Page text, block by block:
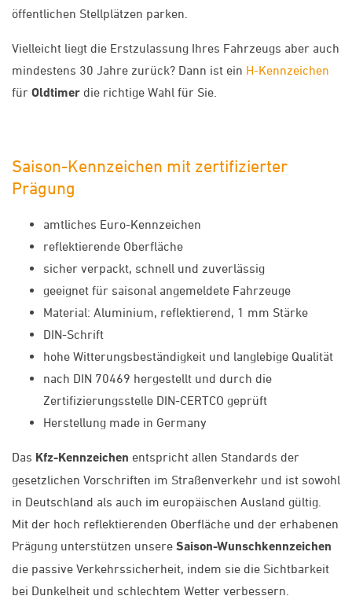
öffentlichen Stellplätzen parken.
Vielleicht liegt die Erstzulassung Ihres Fahrzeugs aber auch
mindestens 30 Jahre zurück? Dann ist ein H-Kennzeichen
für Oldtimer die richtige Wahl für Sie.
Saison-Kennzeichen mit zertifizierter
Prägung
amtliches Euro-Kennzeichen
reflektierende Oberfläche
sicher verpackt, schnell und zuverlässig
geeignet für saisonal angemeldete Fahrzeuge
Material: Aluminium, reflektierend, 1 mm Stärke
DIN-Schrift
hohe Witterungsbeständigkeit und langlebige Qualität
nach DIN 70469 hergestellt und durch die
Zertifizierungsstelle DIN-CERTCO geprüft
Herstellung made in Germany
Das Kfz-Kennzeichen entspricht allen Standards der
gesetzlichen Vorschriften im Straßenverkehr und ist sowohl
in Deutschland als auch im europäischen Ausland gültig.
Mit der hoch reflektierenden Oberfläche und der erhabenen
Prägung unterstützen unsere Saison-Wunschkennzeichen
die passive Verkehrssicherheit, indem sie die Sichtbarkeit
bei Dunkelheit und schlechtem Wetter verbessern.